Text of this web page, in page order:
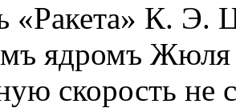
«Ракета» К. Э.
ядромъ Жюля
скорость не